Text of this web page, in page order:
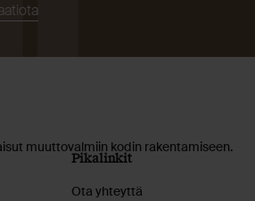
muuttovalmiin kodin rakentamiseen.
Pikalinkit
Ota yhteyttä